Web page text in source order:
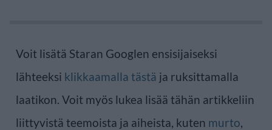
Voit lisätä Staran Googlen ensisijaiseksi
lähteeksi klikkaamalla tästä ja ruksittamalla
laatikon. Voit myös lukea lisää tähän artikkeliin
liittyvistä teemoista ja aiheista, kuten murto,